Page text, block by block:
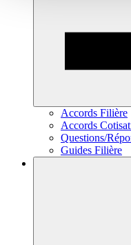
Accords Filière
Accords
Questions/
Guides Filière